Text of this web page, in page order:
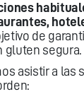
de
gluten segura.
asistir a las